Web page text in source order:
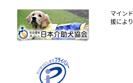
マイン
援によ